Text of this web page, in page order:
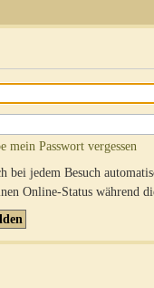
mein Passwort vergessen
bei jedem Besuch
Online-Status während